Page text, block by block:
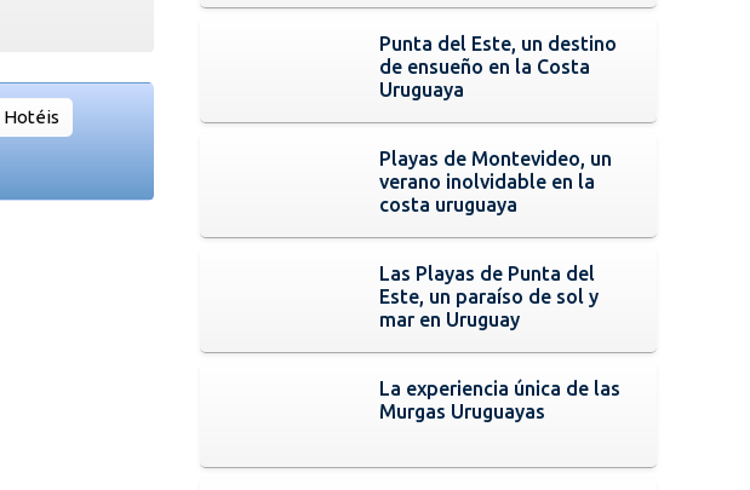
Hotéis
Punta del Este, un destino
de ensueño en la Costa
Uruguaya
Playas de Montevideo, un
verano inolvidable en la
costa uruguaya
Las Playas de Punta del
Este, un paraíso de sol y
mar en Uruguay
La experiencia única de las
Murgas Uruguayas